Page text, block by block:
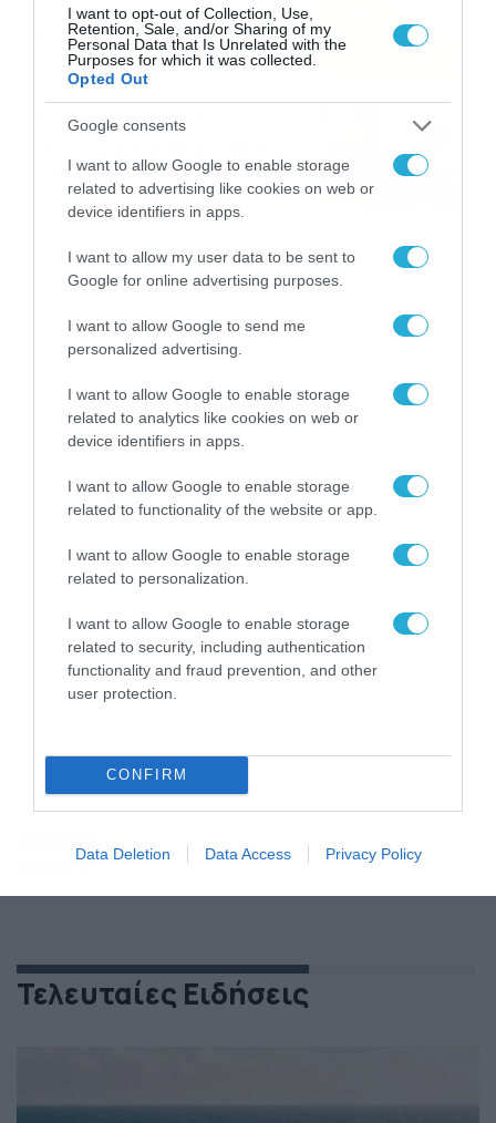
I want to opt-out of Collection, Use,
Retention, Sale, and/or Sharing of my
Personal Data that Is Unrelated with the
Purposes for which it was collected.
Opted Out
Google consents
I want to allow Google to enable storage
related to advertising like cookies on web or
device identifiers in apps.
I want to allow my user data to be sent to
Google for online advertising purposes.
I want to allow Google to send me
personalized advertising.
I want to allow Google to enable storage
related to analytics like cookies on web or
device identifiers in apps.
I want to allow Google to enable storage
related to functionality of the website or app.
I want to allow Google to enable storage
related to personalization.
I want to allow Google to enable storage
related to security, including authentication
functionality and fraud prevention, and other
user protection.
CONFIRM
Data Deletion Data Access Privacy Policy
Η προοπτική εξέλιξης από
τον Σάκη Αρναούτογλου (vid)
08/08/2026 08:51
Εορτολόγιο 8-8: Ποιοι
Πολλά
08/08/2026 08:25
Video
Τελευταίες Ειδήσεις